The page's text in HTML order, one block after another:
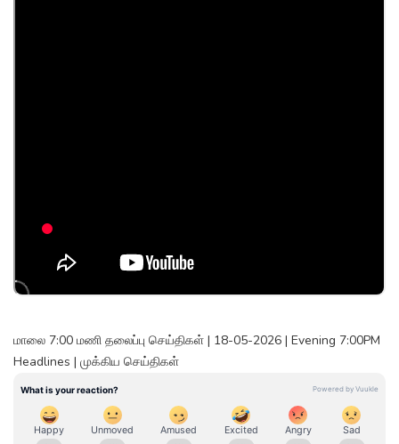
மாலை 7:00 மணி தலைப்பு செய்திகள் | 18-05-2026 | Evening 7:00PM
Headlines | முக்கிய செய்திகள்